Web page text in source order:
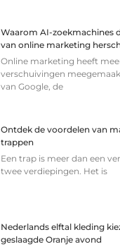
Waarom AI-zoekmachines
van online marketing
Online marketing heeft
verschuivingen
van Google, de
Ontdek de voordelen van
trappen
Een trap is meer dan een
twee verdiepingen. Het is
Nederlands elftal kleding
geslaagde Oranje avond